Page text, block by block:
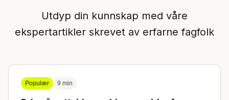
Utdyp din kunnskap med våre
ekspertartikler skrevet av erfarne fagfolk
Populær 9 min